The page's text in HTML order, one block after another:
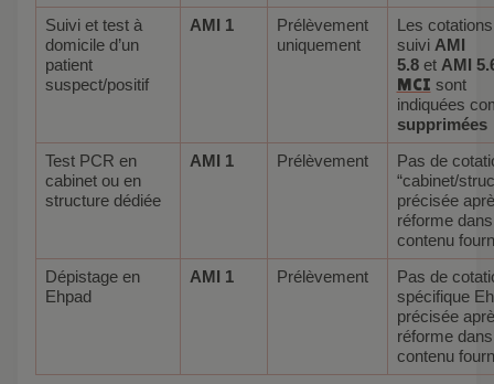
Suivi et test à
domicile d’un
patient
suspect/positif
AMI 1
Prélèvement
uniquement
Les
suivi AMI
5.8et AMI
MCI sont
indiquées
supprimées
Test PCR en
cabinet ou en
structure dédiée
AMI 1 Prélèvement
Pas de
“cabinet/
précisée
réforme
contenu
Dépistage en
Ehpad
AMI 1 Prélèvement
Pas de
spécifique
précisée
réforme
contenu